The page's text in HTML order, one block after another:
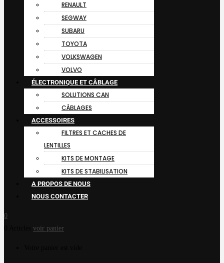
RENAULT
SEGWAY
SUBARU
TOYOTA
VOLKSWAGEN
VOLVO
ÉLECTRONIQUE ET CÂBLAGE
SOLUTIONS CAN
CÂBLAGES
ACCESSOIRES
FILTRES ET CACHES DE
LENTILLES
KITS DE MONTAGE
KITS DE STABILISATION
A PROPOS DE NOUS
NOUS CONTACTER
0
voir panier